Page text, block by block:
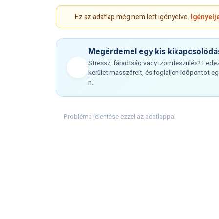
Ez az adatlap még nem lett igényelve.
Megérdemel egy kis
Stressz, fáradtság vagy izomfeszülés?
kerület masszőreit, és foglaljon időpontot
n.
Probléma jelentése ezzel az adatlappal